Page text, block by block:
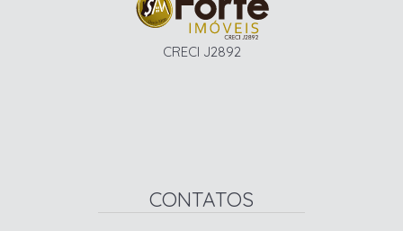
CRECI J2892
CONTATOS